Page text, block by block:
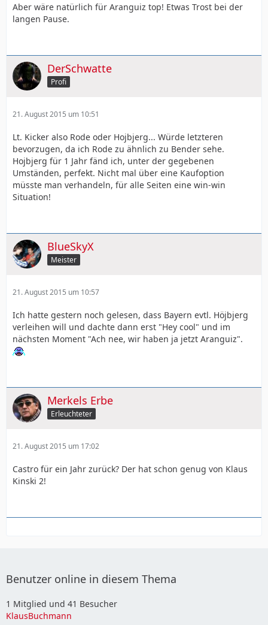
Aber wäre natürlich für Aranguiz top! Etwas Trost bei der
langen Pause.
DerSchwatte
Profi
21. August 2015 um 10:51
Lt. Kicker also Rode oder Hojbjerg... Würde letzteren
bevorzugen, da ich Rode zu ähnlich zu Bender sehe.
Hojbjerg für 1 Jahr fänd ich, unter der gegebenen
Umständen, perfekt. Nicht mal über eine Kaufoption
müsste man verhandeln, für alle Seiten eine win-win
Situation!
BlueSkyX
Meister
21. August 2015 um 10:57
Ich hatte gestern noch gelesen, dass Bayern evtl. Höjbjerg
verleihen will und dachte dann erst "Hey cool" und im
nächsten Moment "Ach nee, wir haben ja jetzt Aranguiz".
Merkels Erbe
Erleuchteter
21. August 2015 um 17:02
Castro für ein Jahr zurück? Der hat schon genug von Klaus
Kinski 2!
Benutzer online in diesem Thema
1 Mitglied und 41 Besucher
KlausBuchmann